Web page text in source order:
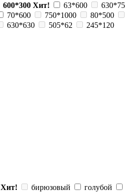
600*300 Хит! 63*600
630*75
70*600 750*1000
80*500
630*630 505*62
245*120
Хит! бирюзовый
голубой